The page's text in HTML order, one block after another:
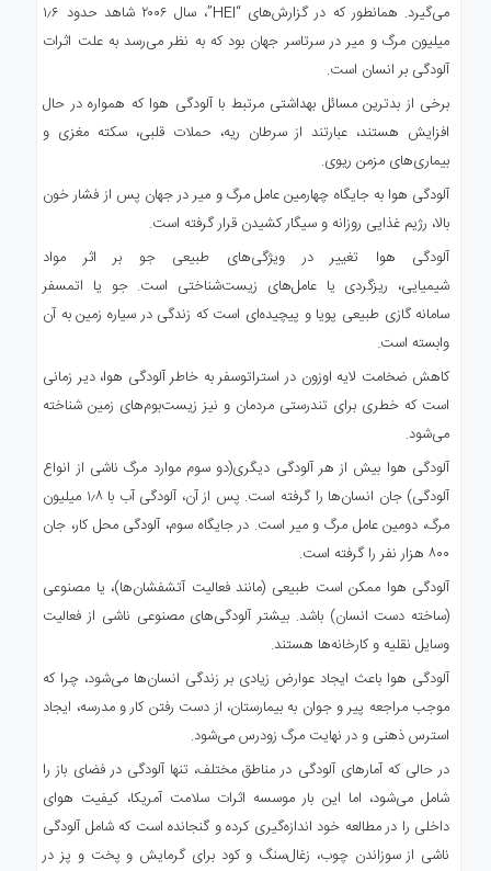
می‌گیرد. همانطور که در گزارش‌های “HEI”، سال ۲۰۰۶ شاهد حدود ۱٫۶
میلیون مرگ و میر در سرتاسر جهان بود که به نظر می‌رسد به علت اثرات
آلودگی بر انسان است.
برخی از بدترین مسائل بهداشتی مرتبط با آلودگی هوا که همواره در حال
افزایش هستند، عبارتند از سرطان ریه، حملات قلبی، سکته مغزی و
بیماری‌های مزمن ریوی.
آلودگی هوا به جایگاه چهارمین عامل مرگ و میر در جهان پس از فشار خون
بالا، رژیم غذایی روزانه و سیگار کشیدن قرار گرفته است.
آلودگی هوا تغییر در ویژگی‌های طبیعی جو بر اثر مواد
شیمیایی، ریزگردی یا عامل‌های زیست‌شناختی است. جو یا اتمسفر
سامانه گازی طبیعی پویا و پیچیده‌ای است که زندگی در سیاره زمین به آن
وابسته است.
کاهش ضخامت لایه اوزون در استراتوسفر به خاطر آلودگی هوا، دیر زمانی
است که خطری برای تندرستی مردمان و نیز زیست‌بوم‌های زمین شناخته
می‌شود.
آلودگی هوا بیش از هر آلودگی دیگری(دو سوم موارد مرگ ناشی از انواع
آلودگی) جان انسان‌ها را گرفته است. پس از آن، آلودگی آب با ۱٫۸ میلیون
مرگ، دومین عامل مرگ و میر است. در جایگاه سوم، آلودگی محل کار، جان
۸۰۰ هزار نفر را گرفته است.
آلودگی هوا ممکن است طبیعی (مانند فعالیت آتشفشان‌ها)، یا مصنوعی
(ساخته دست انسان) باشد. بیشتر آلودگی‌های مصنوعی ناشی از فعالیت
وسایل نقلیه و کارخانه‌ها هستند.
آلودگی هوا باعث ایجاد عوارض زیادی بر زندگی انسان‌ها می‌شود، چرا که
موجب مراجعه پیر و جوان به بیمارستان، از دست رفتن کار و مدرسه، ایجاد
استرس ذهنی و در نهایت مرگ زودرس می‌شود.
در حالی که آمارهای آلودگی در مناطق مختلف، تنها آلودگی در فضای باز را
شامل می‌شود، اما این بار موسسه اثرات سلامت آمریکا، کیفیت هوای
داخلی را در مطالعه خود اندازه‌گیری کرده و گنجانده است که شامل آلودگی
ناشی از سوزاندن چوب، زغال‌سنگ و کود برای گرمایش و پخت و پز در